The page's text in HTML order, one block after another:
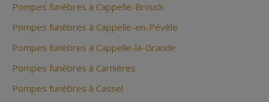
Pompes funèbres à Cappelle-Brouck
Pompes funèbres à Cappelle-en-Pévèle
Pompes funèbres à Cappelle-la-Grande
Pompes funèbres à Carnières
Pompes funèbres à Cassel